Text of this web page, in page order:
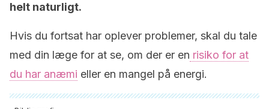
helt naturligt.
Hvis du fortsat har oplever problemer, skal du tale
med din læge for at se, om der er en risiko for at
du har anæmi eller en mangel på energi.